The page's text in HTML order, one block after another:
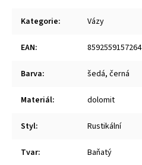
Kategorie: Vázy
EAN: 8592559157264
Barva: šedá, černá
Materiál: dolomit
Styl: Rustikální
Tvar: Baňatý